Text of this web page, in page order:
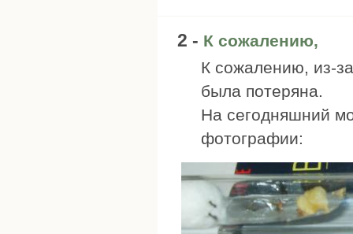
2 - К сожалению,
К сожалению, из-
была потеряна.
На сегодняшний
фотографии: